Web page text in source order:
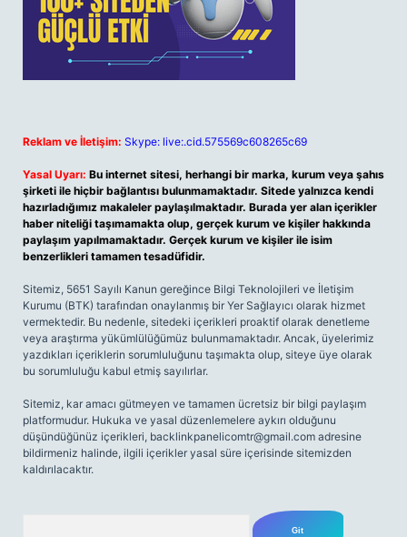
Reklam ve İletişim: Skype: live:.cid.575569c608265c69
Yasal Uyarı: Bu internet sitesi, herhangi bir marka, kurum veya şahıs
şirketi ile hiçbir bağlantısı bulunmamaktadır. Sitede yalnızca kendi
hazırladığımız makaleler paylaşılmaktadır. Burada yer alan içerikler
haber niteliği taşımamakta olup, gerçek kurum ve kişiler hakkında
paylaşım yapılmamaktadır. Gerçek kurum ve kişiler ile isim
benzerlikleri tamamen tesadüfidir.
Sitemiz, 5651 Sayılı Kanun gereğince Bilgi Teknolojileri ve İletişim
Kurumu (BTK) tarafından onaylanmış bir Yer Sağlayıcı olarak hizmet
vermektedir. Bu nedenle, sitedeki içerikleri proaktif olarak denetleme
veya araştırma yükümlülüğümüz bulunmamaktadır. Ancak, üyelerimiz
yazdıkları içeriklerin sorumluluğunu taşımakta olup, siteye üye olarak
bu sorumluluğu kabul etmiş sayılırlar.
Sitemiz, kar amacı gütmeyen ve tamamen ücretsiz bir bilgi paylaşım
platformudur. Hukuka ve yasal düzenlemelere aykırı olduğunu
düşündüğünüz içerikleri, backlinkpanelicomtr@gmail.com adresine
bildirmeniz halinde, ilgili içerikler yasal süre içerisinde sitemizden
kaldırılacaktır.